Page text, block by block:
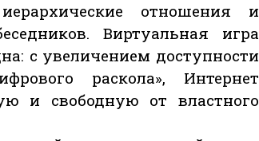
отношения и
Виртуальная игра
с увеличением доступности
раскола», Интернет
и свободную от властного